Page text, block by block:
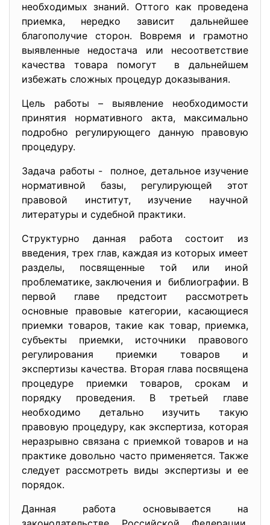
необходимых знаний. Оттого как проведена
приемка, нередко зависит дальнейшее
благополучие сторон. Вовремя и грамотно
выявленные недостача или несоответствие
качества товара помогут в дальнейшем
избежать сложных процедур доказывания.
Цель работы – выявление необходимости
принятия нормативного акта, максимально
подробно регулирующего данную правовую
процедуру.
Задача работы - полное, детальное изучение
нормативной базы, регулирующей этот
правовой институт, изучение научной
литературы и судебной практики.
Структурно данная работа состоит из
введения, трех глав, каждая из которых имеет
разделы, посвященные той или иной
проблематике, заключения и библиографии. В
первой главе предстоит рассмотреть
основные правовые категории, касающиеся
приемки товаров, такие как товар, приемка,
субъекты приемки, источники правового
регулирования приемки товаров и
экспертизы качества. Вторая глава посвящена
процедуре приемки товаров, срокам и
порядку проведения. В третьей главе
необходимо детально изучить такую
правовую процедуру, как экспертиза, которая
неразрывно связана с приемкой товаров и на
практике довольно часто применяется. Также
следует рассмотреть виды экспертизы и ее
порядок.
Данная работа основывается на